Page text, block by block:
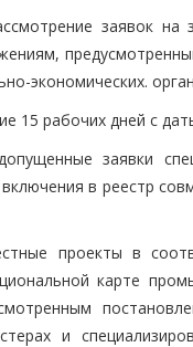
заявок
экономических.
15 рабочих дней с
заявки
в реестр
проекты в
карте
и